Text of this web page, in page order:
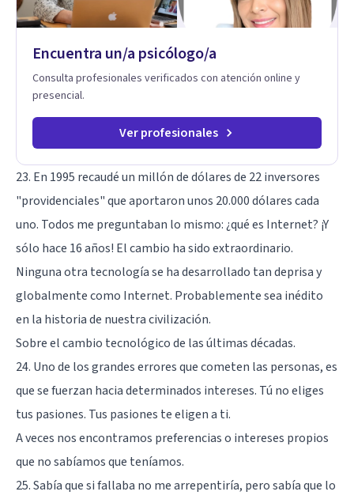
Encuentra un/a psicólogo/a
Consulta profesionales verificados con atención online y
presencial.
Ver profesionales
23. En 1995 recaudé un millón de dólares de 22 inversores
"providenciales" que aportaron unos 20.000 dólares cada
uno. Todos me preguntaban lo mismo: ¿qué es Internet? ¡Y
sólo hace 16 años! El cambio ha sido extraordinario.
Ninguna otra tecnología se ha desarrollado tan deprisa y
globalmente como Internet. Probablemente sea inédito
en la historia de nuestra civilización.
Sobre el cambio tecnológico de las últimas décadas.
24. Uno de los grandes errores que cometen las personas, es
que se fuerzan hacia determinados intereses. Tú no eliges
tus pasiones. Tus pasiones te eligen a ti.
A veces nos encontramos preferencias o intereses propios
que no sabíamos que teníamos.
25. Sabía que si fallaba no me arrepentiría, pero sabía que lo